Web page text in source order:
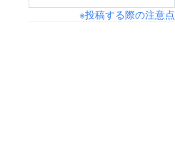
※投稿する際の注意点